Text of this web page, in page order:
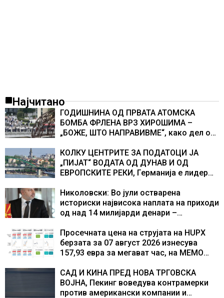
Најчитано
ГОДИШНИНА ОД ПРВАТА АТОМСКА
БОМБА ФРЛЕНА ВРЗ ХИРОШИМА –
„БОЖЕ, ШТО НАПРАВИВМЕ“, како дел од
учесниците во бомбардирањето го
доживуваа овој настан што го промени
текот на историјата
КОЛКУ ЦЕНТРИТЕ ЗА ПОДАТОЦИ ЈА
„ПИЈАТ“ ВОДАТА ОД ДУНАВ И ОД
ЕВРОПСКИТЕ РЕКИ, Германија е лидер
центри за податоци
Николовски: Во јули остварена
историски највисока наплата на приходи
од над 14 милијарди денари –
резултати
Просечната цена на струјата на HUPX
берзата за 07 август 2026 изнесува
157,93 евра за мегават час, на МЕМО
САД И КИНА ПРЕД НОВА ТРГОВСКА
ВОЈНА, Пекинг воведува контрамерки
против американски компании и